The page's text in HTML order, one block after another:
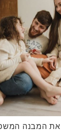
את המבנה